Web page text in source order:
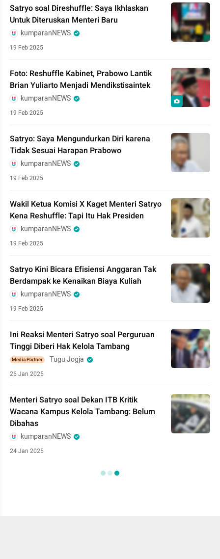
Satryo soal Direshuffle: Saya Ikhlaskan
Untuk Diteruskan Menteri Baru
kumparanNEWS
19 Feb 2025
Foto: Reshuffle Kabinet, Prabowo Lantik
Brian Yuliarto Menjadi Mendikstisaintek
kumparanNEWS
19 Feb 2025
Satryo: Saya Mengundurkan Diri karena
Tidak Sesuai Harapan Prabowo
kumparanNEWS
19 Feb 2025
Wakil Ketua Komisi X Kaget Menteri Satryo
Kena Reshuffle: Tapi Itu Hak Presiden
kumparanNEWS
19 Feb 2025
Satryo Kini Bicara Efisiensi Anggaran Tak
Berdampak ke Kenaikan Biaya Kuliah
kumparanNEWS
19 Feb 2025
Ini Reaksi Menteri Satryo soal Perguruan
Tinggi Diberi Hak Kelola Tambang
Media Partner Tugu Jogja
26 Jan 2025
Menteri Satryo soal Dekan ITB Kritik
Wacana Kampus Kelola Tambang: Belum
Dibahas
kumparanNEWS
24 Jan 2025